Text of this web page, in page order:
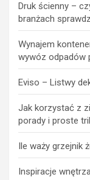
Druk ścienny –
branżach
Wynajem
wywóz odpadów
Eviso – Listwy
Jak korzystać z
porady i proste
Ile waży
Inspiracje